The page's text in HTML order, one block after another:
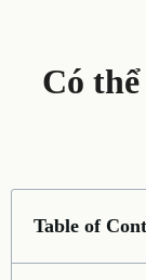
Có
Table of